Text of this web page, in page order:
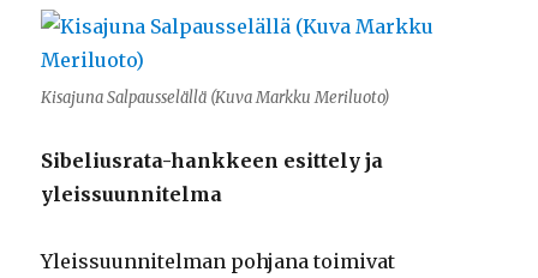
Kisajuna Salpausselällä (Kuva Markku Meriluoto)
Sibeliusrata-hankkeen esittely ja
yleissuunnitelma
Yleissuunnitelman pohjana toimivat